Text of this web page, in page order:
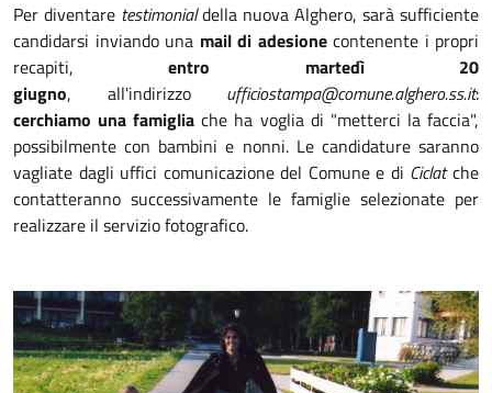
Per diventare testimonialdella nuova Alghero, sarà sufficiente
candidarsi inviando una mail di adesionecontenente i propri
recapiti,entro martedì 20
giugno, all'indirizzo ufficiostampa@comune.alghero.ss.it:
cerchiamo una famiglia che ha voglia di "metterci la faccia",
possibilmente con bambini e nonni. Le candidature saranno
vagliate dagli uffici comunicazione del Comune e di Ciclatche
contatteranno successivamente le famiglie selezionate per
realizzare il servizio fotografico.